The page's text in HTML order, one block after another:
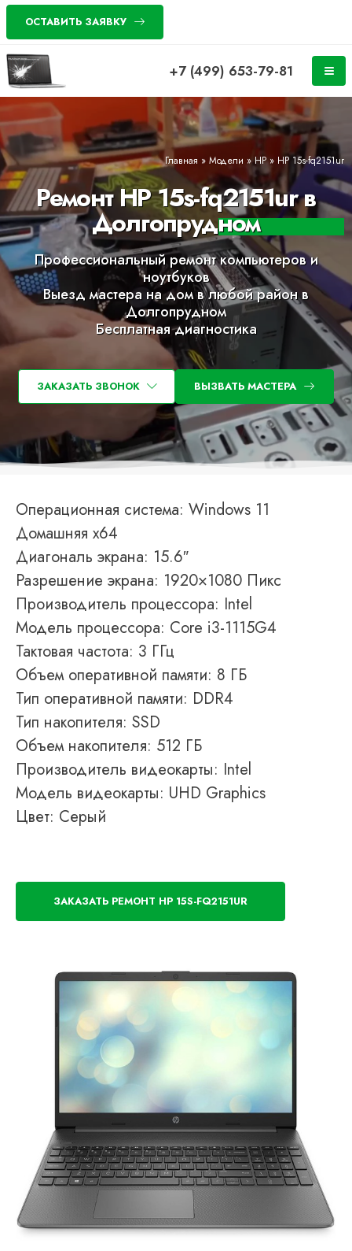
ОСТАВИТЬ ЗАЯВКУ
+7 (499) 653-79-81
Главная » Модели »HP» HP 15s-fq2151ur
Ремонт HP 15s-fq2151ur в
Долгопрудном
Профессиональный ремонт компьютеров и
ноутбуков
Выезд мастера на дом в любой район в
Долгопрудном
Бесплатная диагностика
ЗАКАЗАТЬ ЗВОНОК ВЫЗВАТЬ МАСТЕРА
Операционная система: Windows 11
Домашняя x64
Диагональ экрана: 15.6″
Разрешение экрана: 1920×1080 Пикс
Производитель процессора: Intel
Модель процессора: Core i3-1115G4
Тактовая частота: 3 ГГц
Объем оперативной памяти: 8 ГБ
Тип оперативной памяти: DDR4
Тип накопителя: SSD
Объем накопителя: 512 ГБ
Производитель видеокарты: Intel
Модель видеокарты: UHD Graphics
Цвет: Серый
ЗАКАЗАТЬ РЕМОНТ HP 15S-FQ2151UR